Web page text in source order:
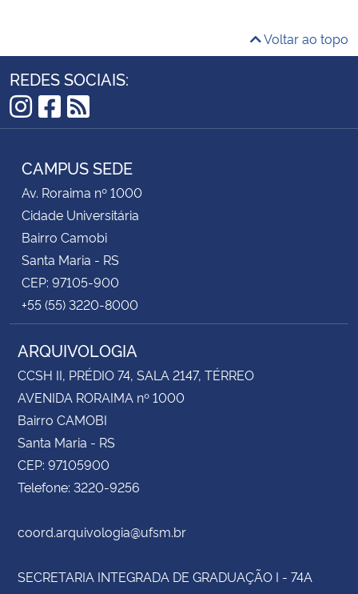
Voltar ao topo
REDES SOCIAIS:
Instagram
Facebook
RSS
CAMPUS SEDE
Av. Roraima nº 1000
Cidade Universitária
Bairro Camobi
Santa Maria - RS
CEP: 97105-900
+55 (55) 3220-8000
ARQUIVOLOGIA
CCSH II, PRÉDIO 74, SALA 2147, TÉRREO
AVENIDA RORAIMA nº 1000
Bairro CAMOBI
Santa Maria - RS
CEP: 97105900
Telefone: 3220-9256
coord.arquivologia@ufsm.br
SECRETARIA INTEGRADA DE GRADUAÇÃO I - 74A